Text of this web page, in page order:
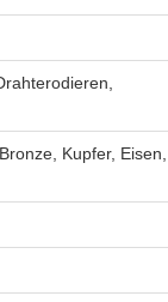
Kupfer, Eisen,